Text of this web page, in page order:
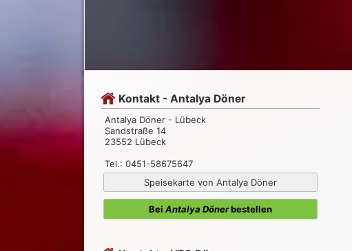
Kontakt - Antalya Döner
Antalya Döner - Lübeck
Sandstraße 14
23552 Lübeck
Tel.: 0451-58675647
Speisekarte von Antalya Döner
Bei Antalya Dönerbestellen